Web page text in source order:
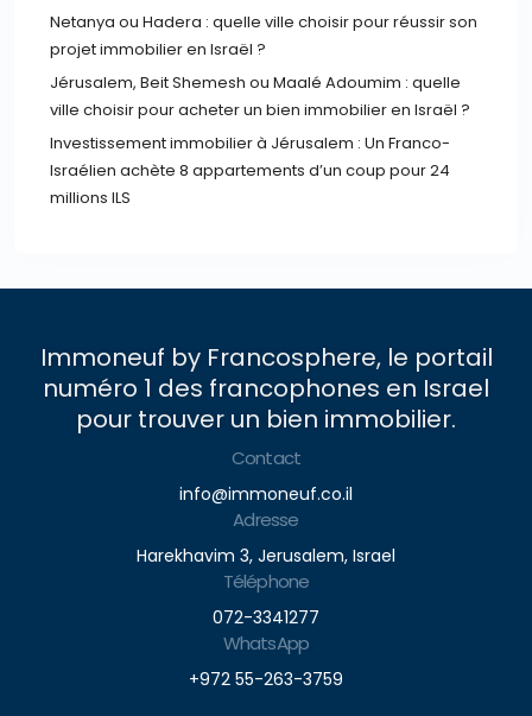
Netanya ou Hadera : quelle ville choisir pour réussir son
projet immobilier en Israël ?
Jérusalem, Beit Shemesh ou Maalé Adoumim : quelle
ville choisir pour acheter un bien immobilier en Israël ?
Investissement immobilier à Jérusalem : Un Franco-
Israélien achète 8 appartements d’un coup pour 24
millions ILS
Immoneuf by Francosphere, le portail
numéro 1 des francophones en Israel
pour trouver un bien immobilier.
Contact
info@immoneuf.co.il
Adresse
Harekhavim 3, Jerusalem, Israel
Téléphone
072-3341277
WhatsApp
+972 55-263-3759